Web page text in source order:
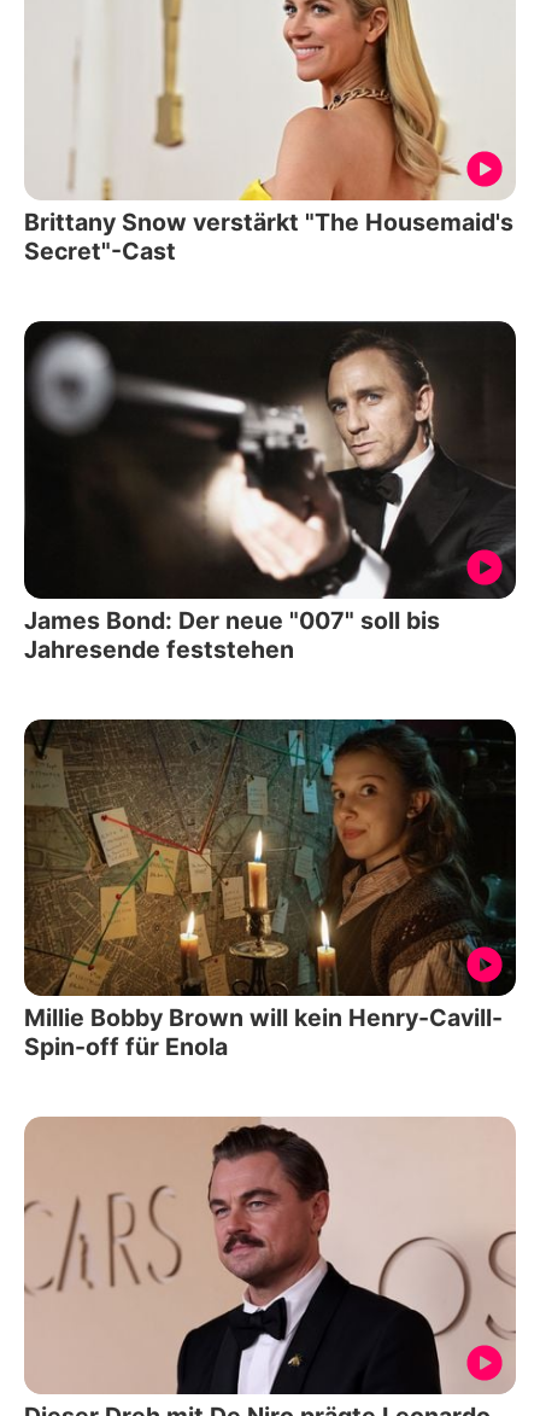
Brittany Snow verstärkt "The Housemaid's
Secret"-Cast
James Bond: Der neue "007" soll bis
Jahresende feststehen
Millie Bobby Brown will kein Henry-Cavill-
Spin-off für Enola